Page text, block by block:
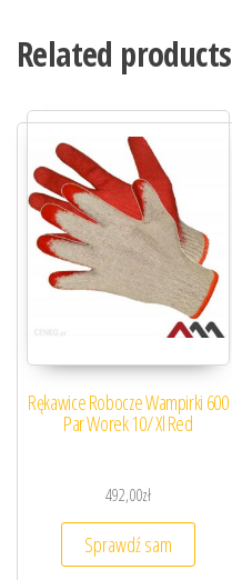
Related products
Rękawice Robocze Wampirki 600
Par Worek 10/ Xl Red
492,00zł
Sprawdź sam